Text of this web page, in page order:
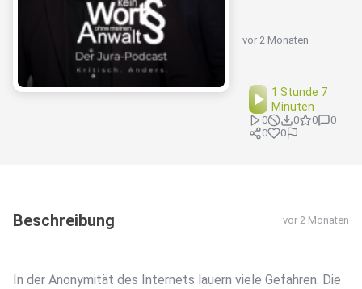
vor 2 Monaten
1 Stunde 7
Minuten
0 0 0
0
0
0
Beschreibung vor 2 Monaten
In der Anonymität des Internets lauern viele Gefahren. Die